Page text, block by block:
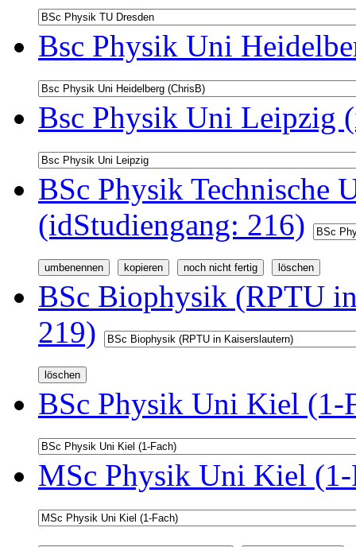
Bsc Physik Uni
Bsc Physik Uni Leipzig
BSc Physik Technische
(idStudiengang: 216)
BSc Biophysik (RPTU
219)
BSc Physik Uni Kiel (1-
MSc Physik Uni Kiel